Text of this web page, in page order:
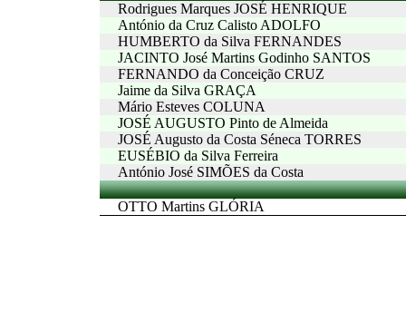
Rodrigues Marques JOSÉ HENRIQUE
António da Cruz Calisto ADOLFO
HUMBERTO da Silva FERNANDES
JACINTO José Martins Godinho SANTOS
FERNANDO da Conceição CRUZ
Jaime da Silva GRAÇA
Mário Esteves COLUNA
JOSÉ AUGUSTO Pinto de Almeida
JOSÉ Augusto da Costa Séneca TORRES
EUSÉBIO da Silva Ferreira
António José SIMÕES da Costa
OTTO Martins GLÓRIA